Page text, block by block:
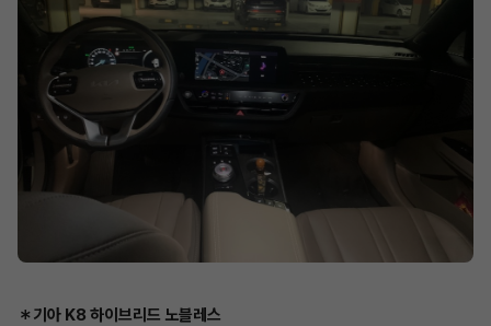
＊기아 K8 하이브리드 노블레스